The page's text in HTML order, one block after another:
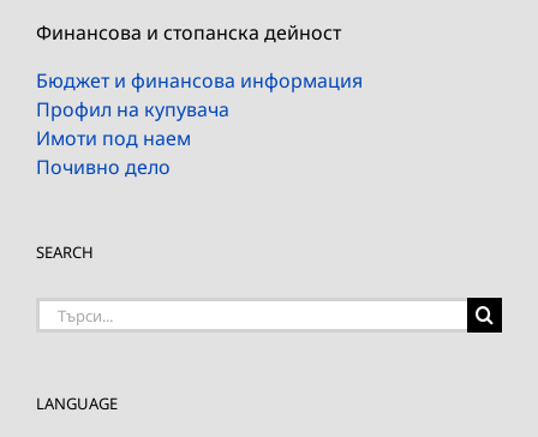
Финансова и стопанска дейност
Бюджет и финансова информация
Профил на купувача
Имоти под наем
Почивно дело
SEARCH
Търсене
LANGUAGE